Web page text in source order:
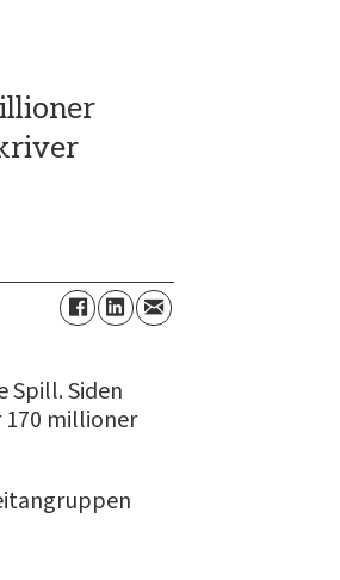
Siden
millioner